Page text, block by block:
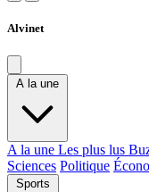
Alvinet
A la une
A la une Les plus lus
Sciences Politique
Sports